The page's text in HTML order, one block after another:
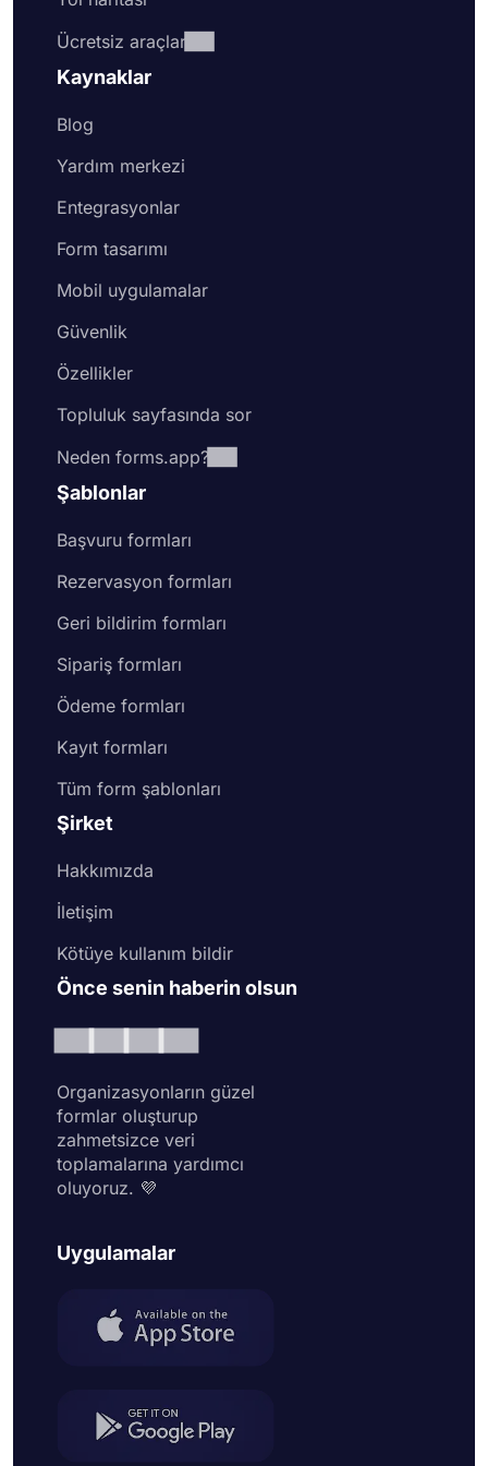
Bir tahmin ve bir fatura arasında birkaç önemli fark
vardır.Bir tahmin, işe başlamadan önce
Buna karşılık,
tutarı içerir.
Ücretsiz araçlar
Kaynaklar
Blog
Yardım merkezi
Entegrasyonlar
Form tasarımı
Mobil uygulamalar
Güvenlik
Özellikler
Topluluk sayfasında sor
Neden forms.app?
Şablonlar
Başvuru formları
Rezervasyon formları
Geri bildirim formları
Sipariş formları
Ödeme formları
Kayıt formları
Tüm form şablonları
Şirket
Hakkımızda
İletişim
Kötüye kullanım bildir
Önce senin haberin olsun
Organizasyonların güzel
formlar oluşturup
zahmetsizce veri
toplamalarına yardımcı
oluyoruz. 💜
Uygulamalar